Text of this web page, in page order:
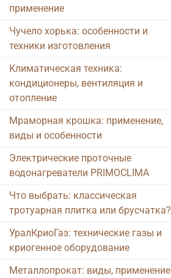
применение
Чучело хорька: особенности и
техники изготовления
Климатическая техника:
кондиционеры, вентиляция и
отопление
Мраморная крошка: применение,
виды и особенности
Электрические проточные
водонагреватели PRIMOCLIMA
Что выбрать: классическая
тротуарная плитка или брусчатка?
УралКриоГаз: технические газы и
криогенное оборудование
Металлопрокат: виды, применение